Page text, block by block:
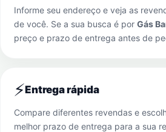
Informe seu endereço e veja as
de você. Se a sua busca é por Gás
preço e prazo de entrega antes de
⚡Entrega rápida
Compare diferentes revendas e
melhor prazo de entrega para a sua